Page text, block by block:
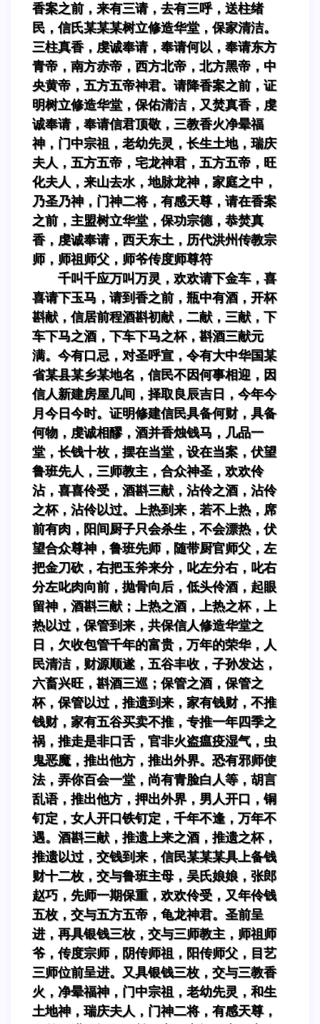
香案之前，来有三请，去有三呼，送柱绪
民，信氏某某某树立修造华堂，保家清洁。
三柱真香，虔诚奉请，奉请何以，奉请东方
青帝，南方赤帝，西方北帝，北方黑帝，中
央黄帝，五方五帝神君。请降香案之前，证
明树立修造华堂，保佑清洁，又焚真香，虔
诚奉请，奉请信君顶敬，三教香火净晕福
神，门中宗祖，老幼先灵，长生土地，瑞庆
夫人，五方五帝，宅龙神君，五方五帝，旺
化夫人，来山去水，地脉龙神，家庭之中，
乃圣乃神，门神二将，有感天尊，请在香案
之前，主盟树立华堂，保功宗德，恭焚真
香，虔诚奉请，西天东土，历代洪州传教宗
师，师祖师父，师爷传度师尊符
千叫千应万叫万灵，欢欢请下金车，喜
喜请下玉马，请到香之前，瓶中有酒，开杯
斟献，信居前程酒斟初献，二献，三献，下
车下马之酒，下车下马之杯，斟酒三献元
满。今有口忌，对圣呼宣，令有大中华国某
省某县某乡某地名，信民不因何事相迎，因
信人新建房屋几间，择取良辰吉日，今年今
月今日今时。证明修建信民具备何财，具备
何物，虔诚相醪，酒并香烛钱马，几品一
堂，长钱十枚，摆在当堂，设在当案，伏望
鲁班先人，三师教主，合众神圣，欢欢伶
沾，喜喜伶受，酒斟三献，沾伶之酒，沾伶
之杯，沾伶以过。上热到来，若不上热，席
前有肉，阳间厨子只会杀生，不会漂热，伏
望合众尊神，鲁班先师，随带厨官师父，左
把金刀砍，右把玉斧来分，叱左分右，叱右
分左叱肉向前，抛骨向后，低头伶酒，起眼
留神，酒斟三献；上热之酒，上热之杯，上
热以过，保管到来，共保信人修造华堂之
日，欠收包管千年的富贵，万年的荣华，人
民清洁，财源顺遂，五谷丰收，子孙发达，
六畜兴旺，斟酒三巡；保管之酒，保管之
杯，保管以过，推遗到来，家有钱财，不推
钱财，家有五谷买卖不推，专推一年四季之
祸，推走是非口舌，官非火盗瘟疫湿气，虫
鬼恶魔，推出他方，推出外界。恐有邪师使
法，弄你百会一堂，尚有青脸白人等，胡言
乱语，推出他方，押出外界，男人开口，铜
钉定，女人开口铁钉定，千年不逢，万年不
遇。酒斟三献，推遗上来之酒，推遗之杯，
推遗以过，交钱到来，信民某某某具上备钱
财十二枚，交与鲁班主母，吴氏娘娘，张郎
赵巧，先师一期保重，欢欢伶受，又年伶钱
五枚，交与五方五帝，龟龙神君。圣前呈
进，再具银钱三枚，交与三师教主，师祖师
爷，传度宗师，阴传师祖，阳传师父，目艺
三师位前呈进。又具银钱三枚，交与三教香
火，净晕福神，门中宗祖，老幼先灵，和生
土地神，瑞庆夫人，门神二将，有感天尊，